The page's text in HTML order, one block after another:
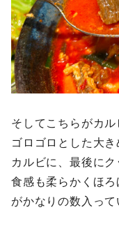
そしてこちらがカル
ゴロゴロとした大
カルビに、最後にク
食感も柔らかくほ
がかなりの数入って